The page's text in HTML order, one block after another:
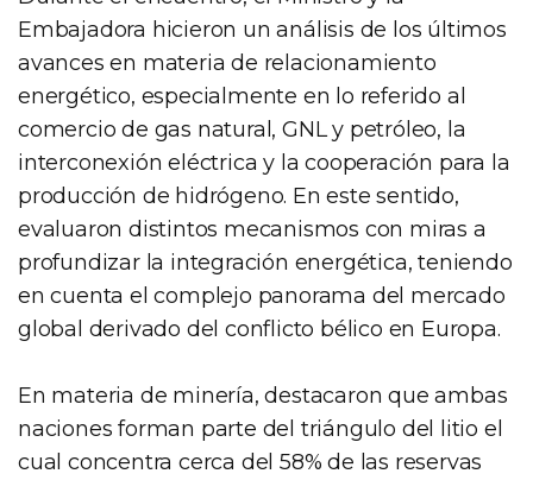
Embajadora hicieron un análisis de los últimos
avances en materia de relacionamiento
energético, especialmente en lo referido al
comercio de gas natural, GNL y petróleo, la
interconexión eléctrica y la cooperación para la
producción de hidrógeno. En este sentido,
evaluaron distintos mecanismos con miras a
profundizar la integración energética, teniendo
en cuenta el complejo panorama del mercado
global derivado del conflicto bélico en Europa.
En materia de minería, destacaron que ambas
naciones forman parte del triángulo del litio el
cual concentra cerca del 58% de las reservas